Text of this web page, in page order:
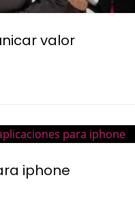
valor
iphone